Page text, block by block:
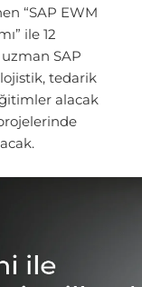
“SAP EWM
ile 12
SAP
tedarik
alacak